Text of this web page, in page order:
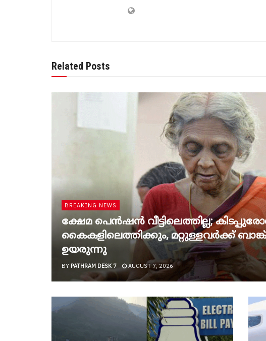
Related Posts
BREAKING NEWS
ക്ഷേമ പെൻഷൻ വീട്ടിലെത്തില്ല;
കൈകളിലെത്തിക്കും, മറ്റുള്ളവർക്ക്
ഉയരുന്നു
BY PATHRAM DESK 7 AUGUST 7, 2026